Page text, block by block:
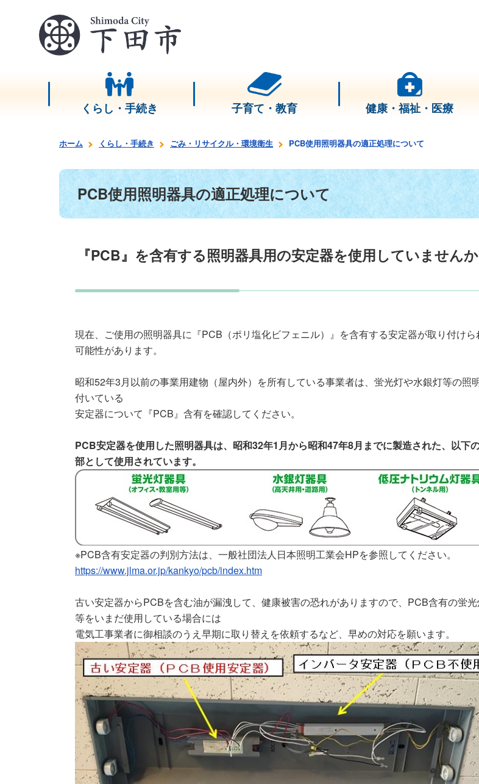
くらし・手続き 子育て・教育 健康・福祉・医療
ホーム くらし・手続き ごみ・リサイクル・環境衛生 PCB使用照明器具の適正処理について
PCB使用照明器具の適正処理について
『PCB』を含有する照明器具用の安定器を使用していません
現在、ご使用の照明器具に『PCB（ポリ塩化ビフェニル）』を含有する安定器が取り付けら
可能性があります。
昭和52年3月以前の事業用建物（屋内外）を所有している事業者は、蛍光灯や水銀灯等の照
付いている
安定器について『PCB』含有を確認してください。
PCB安定器を使用した照明器具は、昭和32年1月から昭和47年8月までに製造された、以下
部として使用されています。
※PCB含有安定器の判別方法は、一般社団法人日本照明工業会HPを参照してください。
https://www.jlma.or.jp/kankyo/pcb/index.htm
古い安定器からPCBを含む油が漏洩して、健康被害の恐れがありますので、PCB含有の蛍
等をいまだ使用している場合には
電気工事業者に御相談のうえ早期に取り替えを依頼するなど、早めの対応を願います。